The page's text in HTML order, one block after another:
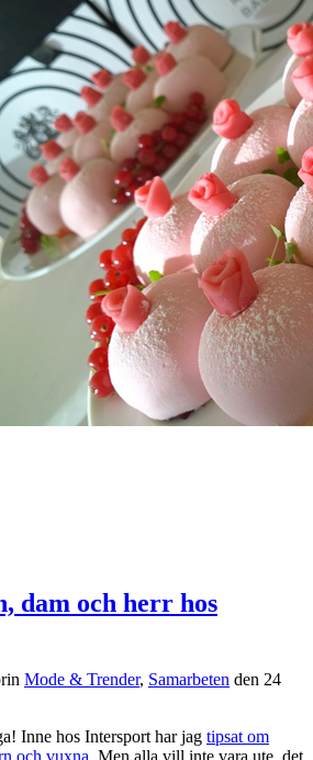
dam och herr hos
Mode & Trender, Samarbeten den 24
Inne hos Intersport har jag tipsat om